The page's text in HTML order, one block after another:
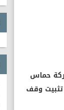
حماس
تثبيت وقف